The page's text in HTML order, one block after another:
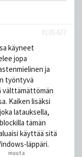
#105437
käyneet
jopa
ja
työntyvä
välttämättömän
Kaiken lisäksi
latauksella,
tämän
käyttää sitä
läppäri.
ja 3muuta